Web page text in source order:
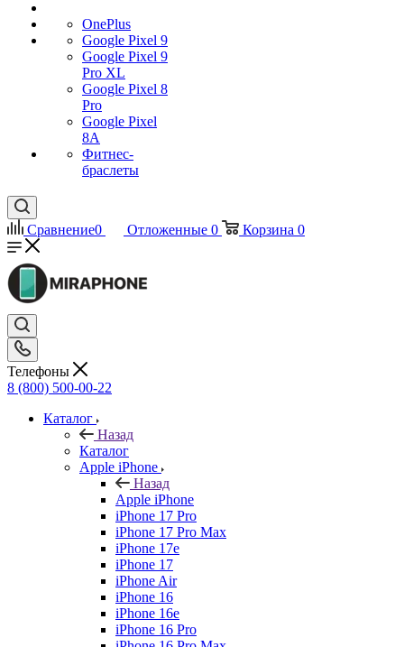
OnePlus
Google Pixel 9
Google Pixel 9
Pro XL
Google Pixel 8
Pro
Google Pixel
8A
Фитнес-
браслеты
Сравнение0 Отложенные 0 Корзина 0
Телефоны
8 (800) 500-00-22
Каталог
Назад
Каталог
Apple iPhone
Назад
Apple iPhone
iPhone 17 Pro
iPhone 17 Pro Max
iPhone 17e
iPhone 17
iPhone Air
iPhone 16
iPhone 16e
iPhone 16 Pro